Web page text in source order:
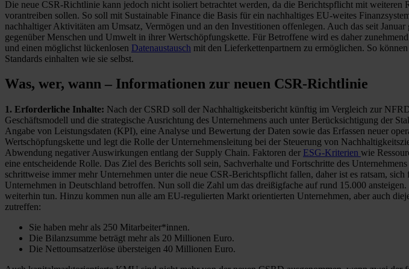
Die neue CSR-Richtlinie kann jedoch nicht isoliert betrachtet werden, da die Berichtspflicht mit
vorantreiben sollen. So soll mit Sustainable Finance die Basis für ein nachhaltiges EU-weites
nachhaltiger Aktivitäten am Umsatz, Vermögen und an den Investitionen offenlegen. Auch das seit Januar
gegenüber Menschen und Umwelt in ihrer Wertschöpfungskette. Für Betroffene wird es daher
und einen möglichst lückenlosen Datenaustausch mit den Lieferkettenpartnern zu ermöglichen. So
Standards einhalten wie sie selbst.
Was, wer, wann – Informationen zur neuen CSR-Richtlinie
1. Erforderliche Inhalte: Nach der CSRD soll der Nachhaltigkeitsbericht künftig im Vergleich zur
Geschäftsmodell und die strategische Ausrichtung des Unternehmens auch unter Berücksichtigung der
Angabe von Leistungsdaten (KPI), eine Analyse und Bewertung der Daten sowie das Erfassen neuer
Wertschöpfungskette und legt die Rolle der Unternehmensleitung bei der Steuerung von
Abwendung negativer Auswirkungen entlang der Supply Chain. Faktoren der ESG-Kriterien wie
eine entscheidende Rolle. Das Ziel des Berichts soll sein, Sachverhalte und Fortschritte des
schrittweise immer mehr Unternehmen unter die neue CSR-Berichtspflicht fallen, daher ist es ratsam,
Unternehmen in Deutschland betroffen. Nun soll die Zahl um das dreißigfache auf rund 15.000
weiterhin tun. Hinzu kommen nun alle am EU-regulierten Markt orientierten Unternehmen, aber auch
zutreffen:
Sie haben mehr als 250 Mitarbeiter*innen.
Die Bilanzsumme beträgt mehr als 20 Millionen Euro.
Die Nettoumsatzerlöse übersteigen 40 Millionen Euro.